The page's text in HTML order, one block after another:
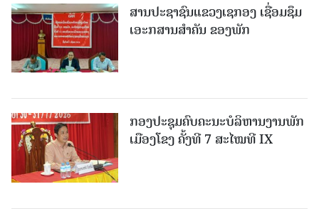
ສານປະຊາຊົນແຂວງເຊກອງ ເຊື່ອມຊຶມ
ເອະກສານສໍາຄັນ ຂອງພັກ
ກອງປະຊຸມຄົບຄະນະບໍລິຫານງານພັກ
ເມືອງໂຂງ ຄັ້ງທີ 7 ສະໄໝທີ IX